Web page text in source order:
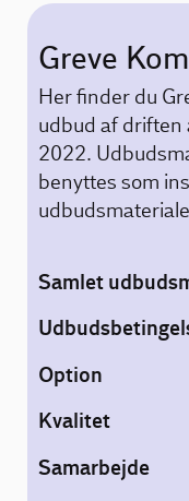
Greve
Her finder du
udbud af driften
2022.
benyttes som
Samlet
Option
Kvalitet
Samarbejde